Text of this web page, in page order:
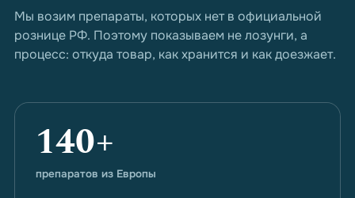
Мы возим препараты, которых нет в официальной
рознице РФ. Поэтому показываем не лозунги, а
процесс: откуда товар, как хранится и как доезжает.
140+
препаратов из Европы